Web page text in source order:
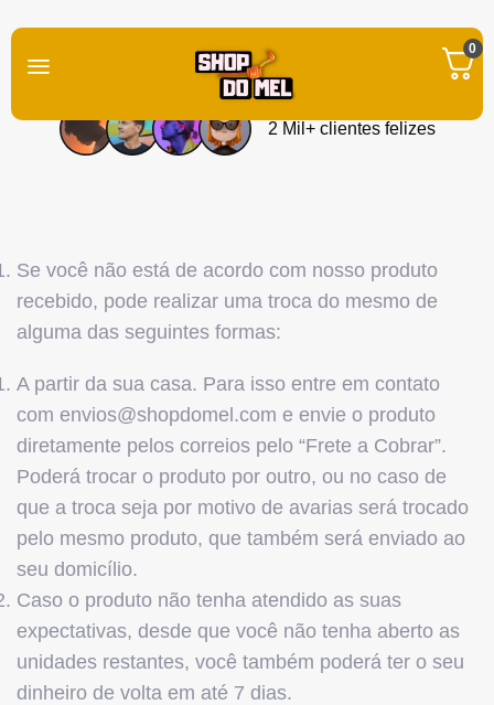
0
Trocas e Devoluções
2 Mil+ clientes felizes
Se você não está de acordo com nosso produto
recebido, pode realizar uma troca do mesmo de
alguma das seguintes formas:
A partir da sua casa. Para isso entre em contato
com envios@shopdomel.com e envie o produto
diretamente pelos correios pelo “Frete a Cobrar”.
Poderá trocar o produto por outro, ou no caso de
que a troca seja por motivo de avarias será trocado
pelo mesmo produto, que também será enviado ao
seu domicílio.
Caso o produto não tenha atendido as suas
expectativas, desde que você não tenha aberto as
unidades restantes, você também poderá ter o seu
dinheiro de volta em até 7 dias.